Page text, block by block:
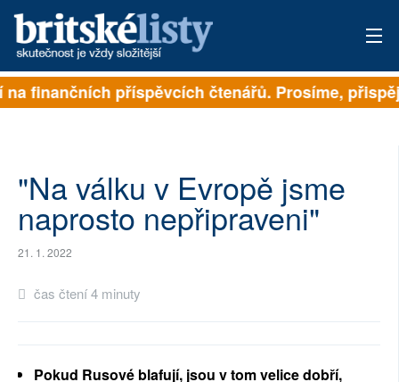
PŘIHLÁSIT
ARCHIV
ROZHOVORY
TÉMATA
NEJČTENĚJŠÍ ZA 7 DNÍ
finančních příspěvcích čtenářů. Prosíme,
"Na válku v Evropě jsme
naprosto nepřipraveni"
21. 1. 2022
čas čtení 4 minuty
Pokud Rusové blafují, jsou v tom velice dobří,